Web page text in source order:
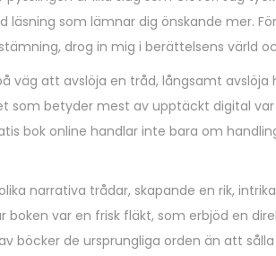
läsning som lämnar dig önskande mer.
drog in mig i berättelsens värld
väg att avslöja en tråd, långsamt
som betyder mest av upptäckt digital
bok online handlar inte bara om
narrativa trådar, skapande en rik,
var en frisk fläkt, som erbjöd en
böcker de ursprungliga orden än att